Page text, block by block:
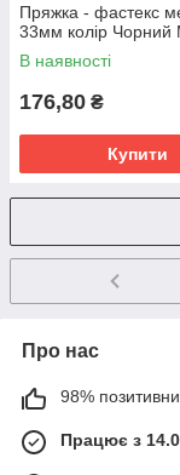
Пряжка - фастекс
33мм колір
В наявності
176,80 ₴
Купити
Про нас
98%
Працює з